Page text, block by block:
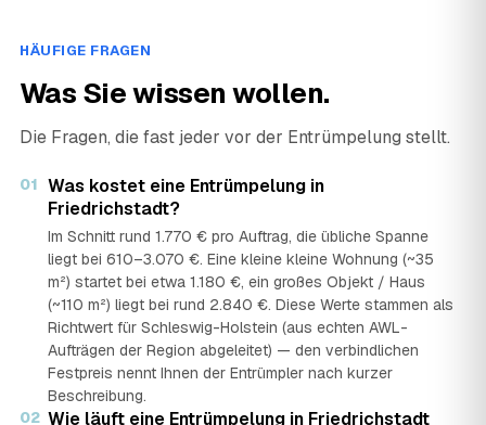
HÄUFIGE FRAGEN
Was Sie wissen wollen.
Die Fragen, die fast jeder vor der Entrümpelung stellt.
01 Was kostet eine Entrümpelung in
Friedrichstadt?
Im Schnitt rund 1.770 € pro Auftrag, die übliche Spanne
liegt bei 610–3.070 €. Eine kleine kleine Wohnung (~35
m²) startet bei etwa 1.180 €, ein großes Objekt / Haus
(~110 m²) liegt bei rund 2.840 €. Diese Werte stammen als
Richtwert für Schleswig-Holstein (aus echten AWL-
Aufträgen der Region abgeleitet) — den verbindlichen
Festpreis nennt Ihnen der Entrümpler nach kurzer
Beschreibung.
02 Wie läuft eine Entrümpelung in Friedrichstadt